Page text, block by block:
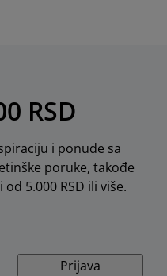
RSD
i ponude sa
poruke, takođe
5.000 RSD ili više.
Prijava